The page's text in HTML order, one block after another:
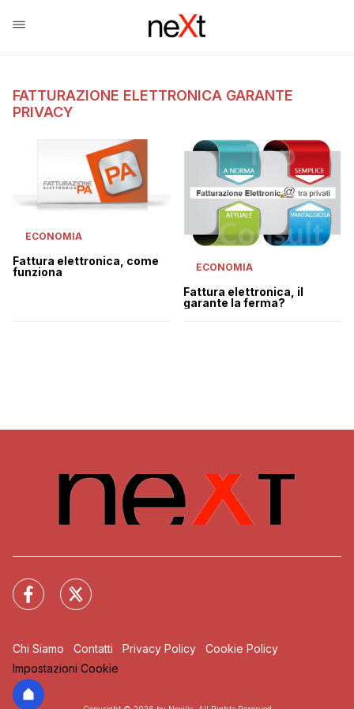
FATTURAZIONE ELETTRONICA GARANTE
PRIVACY
ECONOMIA
Fattura elettronica, come
funziona
ECONOMIA
Fattura elettronica, il
garante la ferma?
Chi Siamo Contatti Privacy Policy
Cookie Policy
Impostazioni Cookie